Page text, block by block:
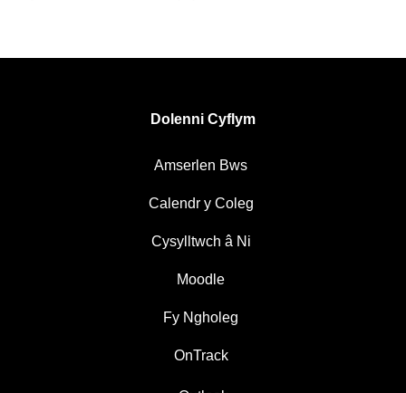
Dolenni Cyflym
Amserlen Bws
Calendr y Coleg
Cysylltwch â Ni
Moodle
Fy Ngholeg
OnTrack